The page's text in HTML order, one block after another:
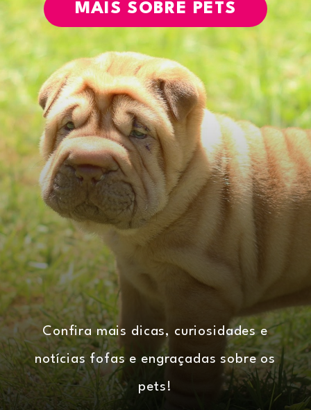
Confira mais dicas, curiosidades e
notícias fofas e engraçadas sobre os
pets!
MAIS SOBRE PETS